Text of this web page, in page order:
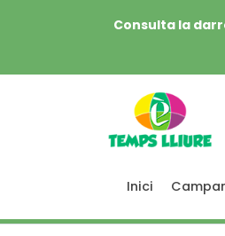
Consulta la
Inici